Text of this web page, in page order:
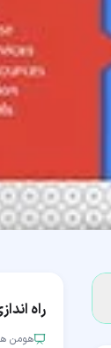
راه
هومن